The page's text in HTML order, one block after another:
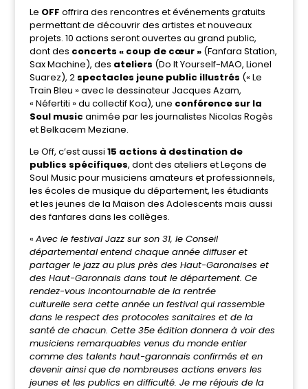
Le OFF offrira des rencontres et événements gratuits
permettant de découvrir des artistes et nouveaux
projets. 10 actions seront ouvertes au grand public,
dont des concerts « coup de cœur » (Fanfara Station,
Sax Machine), des ateliers (Do It Yourself-MAO, Lionel
Suarez), 2 spectacles jeune public illustrés (« Le
Train Bleu » avec le dessinateur Jacques Azam,
« Néfertiti » du collectif Koa), une conférence sur la
Soul music animée par les journalistes Nicolas Rogès
et Belkacem Meziane.
Le Off, c’est aussi 15 actions à destination de
publics spécifiques, dont des ateliers et Leçons de
Soul Music pour musiciens amateurs et professionnels,
les écoles de musique du département, les étudiants
et les jeunes de la Maison des Adolescents mais aussi
des fanfares dans les collèges.
« Avec le festival Jazz sur son 31, le Conseil
départemental entend chaque année diffuser et
partager le jazz au plus près des Haut-Garonaises et
des Haut-Garonnais dans tout le département. Ce
rendez-vous incontournable de la rentrée
culturelle sera cette année un festival qui rassemble
dans le respect des protocoles sanitaires et de la
santé de chacun. Cette 35e édition donnera à voir des
musiciens remarquables venus du monde entier
comme des talents haut-garonnais confirmés et en
devenir ainsi que de nombreuses actions envers les
jeunes et les publics en difficulté. Je me réjouis de la